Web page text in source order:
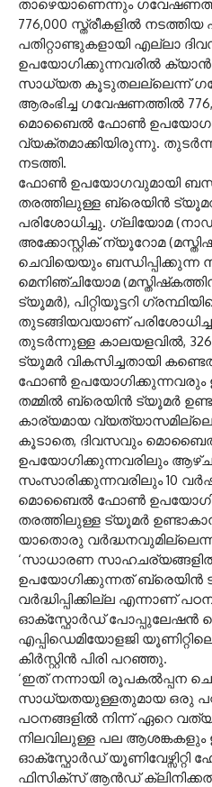
താഴെയാണെന്നും
776,000 സ്ത്രീകളില്‍
പതിറ്റാണ്ടുകളായി
ഉപയോഗിക്കുന്നവരില്‍
സാധ്യത കൂടുതലല്ലെന്ന്
ആരംഭിച്ച ഗവേഷണത്തില്‍
മൊബൈല്‍ ഫോണ്‍
വ്യക്തമാക്കിയിരുന്നു.
നടത്തി.
ഫോണ്‍ ഉപയോഗവുമായി
തരത്തിലുള്ള ബ്രെയിന്‍
പരിശോധിച്ചു. ഗ്ലിയോമ
അക്കോസ്റ്റിക് ന്യൂറോമ
ചെവിയെയും
മെനിഞ്ചിയോമ
ട്യൂമര്‍), പിറ്റിയൂട്ടറി
തുടങ്ങിയവയാണ്
തുടര്‍ന്നുള്ള കാലയളവില്‍,
ട്യൂമര്‍ വികസിച്ചതായി
ഫോണ്‍ ഉപയോഗിക്കുന്നവരും
തമ്മില്‍ ബ്രെയിന്‍ ട്യൂമര്‍
കാര്യമായ
കൂടാതെ, ദിവസവും
ഉപയോഗിക്കുന്നവരിലും
സംസാരിക്കുന്നവരിലും 10
മൊബൈല്‍ ഫോണ്‍
തരത്തിലുള്ള ട്യൂമര്‍
യാതൊരു
‘സാധാരണ
ഉപയോഗിക്കുന്നത്
വര്‍ദ്ധിപ്പിക്കില്ല എന്നാണ്
ഓക്സ്ഫോര്‍ഡ് പോപ്പുലേഷന്‍
എപ്പിഡെമിയോളജി
കിര്‍സ്റ്റിന്‍ പിരി പറഞ്ഞു.
‘ഇത് നന്നായി രൂപകല്‍പ്പന
സാധ്യതയുള്ളതുമായ ഒരു
പഠനങ്ങളില്‍ നിന്ന് ഏറെ
നിലവിലുള്ള പല ആശങ്കകളും
ഓക്സ്ഫോര്‍ഡ് യൂണിവേഴ്സിറ്റി
ഫിസിക്സ് ആന്‍ഡ്